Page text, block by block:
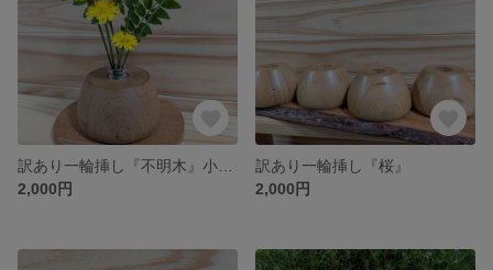
2,000円
訳あり一輪挿し『桜』
2,000円